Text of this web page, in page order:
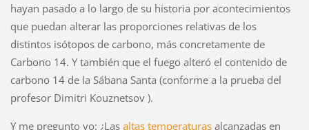
hayan pasado a lo largo de su historia por acontecimientos
que puedan alterar las proporciones relativas de los
distintos isótopos de carbono, más concretamente de
Carbono 14. Y también que el fuego alteró el contenido de
carbono 14 de la Sábana Santa (conforme a la prueba del
profesor Dimitri Kouznetsov ).
Y me pregunto yo: ¿Las altas temperaturasalcanzadas en